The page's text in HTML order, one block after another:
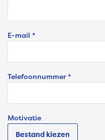
E-mail *
Telefoonnummer *
Motivatie
Bestand kiezen